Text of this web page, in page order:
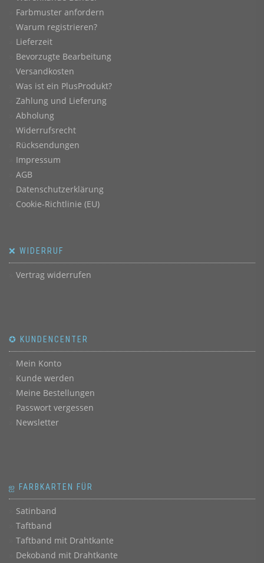
Farbmuster anfordern
Warum registrieren?
Lieferzeit
Bevorzugte Bearbeitung
Versandkosten
Was ist ein PlusProdukt?
Zahlung und Lieferung
Abholung
Widerrufsrecht
Rücksendungen
Impressum
AGB
Datenschutzerklärung
Cookie-Richtlinie (EU)
❌ WIDERRUF
Vertrag widerrufen
✪ KUNDENCENTER
Mein Konto
Kunde werden
Meine Bestellungen
Passwort vergessen
Newsletter
ஐ FARBKARTEN FÜR
Satinband
Taftband
Taftband mit Drahtkante
Dekoband mit Drahtkante